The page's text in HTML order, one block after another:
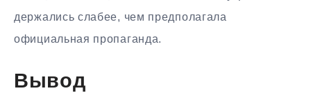
держались слабее, чем предполагала
официальная пропаганда.
Вывод